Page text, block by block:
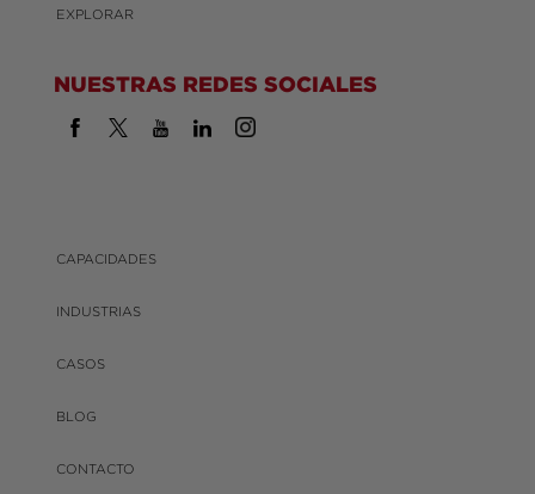
EXPLORAR
NUESTRAS REDES SOCIALES
CAPACIDADES
INDUSTRIAS
CASOS
BLOG
CONTACTO